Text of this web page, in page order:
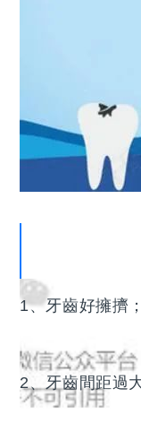
1、牙齒好擁擠；
2、牙齒間距過